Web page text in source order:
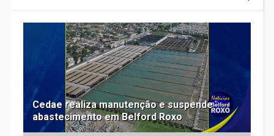
Cedae realiza manutenção e suspende
abastecimento em Belford Roxo